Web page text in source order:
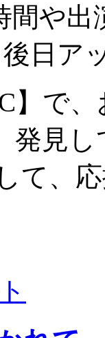
間や出
後日ア
】で
発見し
て、